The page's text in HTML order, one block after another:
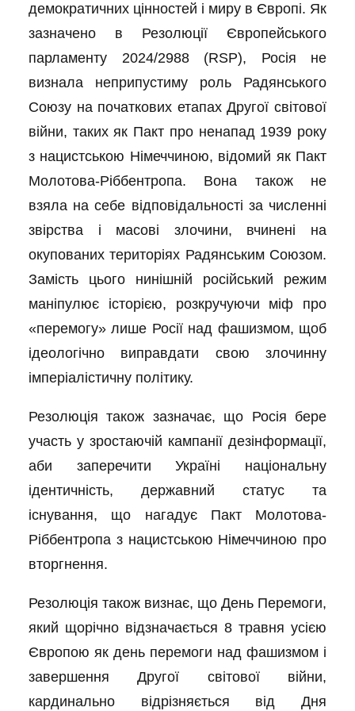
демократичних цінностей і миру в Європі. Як
зазначено в Резолюції Європейського
парламенту 2024/2988 (RSP), Росія не
визнала неприпустиму роль Радянського
Союзу на початкових етапах Другої світової
війни, таких як Пакт про ненапад 1939 року
з нацистською Німеччиною, відомий як Пакт
Молотова-Ріббентропа. Вона також не
взяла на себе відповідальності за численні
звірства і масові злочини, вчинені на
окупованих територіях Радянським Союзом.
Замість цього нинішній російський режим
маніпулює історією, розкручуючи міф про
«перемогу» лише Росії над фашизмом, щоб
ідеологічно виправдати свою злочинну
імперіалістичну політику.
Резолюція також зазначає, що Росія бере
участь у зростаючій кампанії дезінформації,
аби заперечити Україні національну
ідентичність, державний статус та
існування, що нагадує Пакт Молотова-
Ріббентропа з нацистською Німеччиною про
вторгнення.
Резолюція також визнає, що День Перемоги,
який щорічно відзначається 8 травня усією
Європою як день перемоги над фашизмом і
завершення Другої світової війни,
кардинально відрізняється від Дня